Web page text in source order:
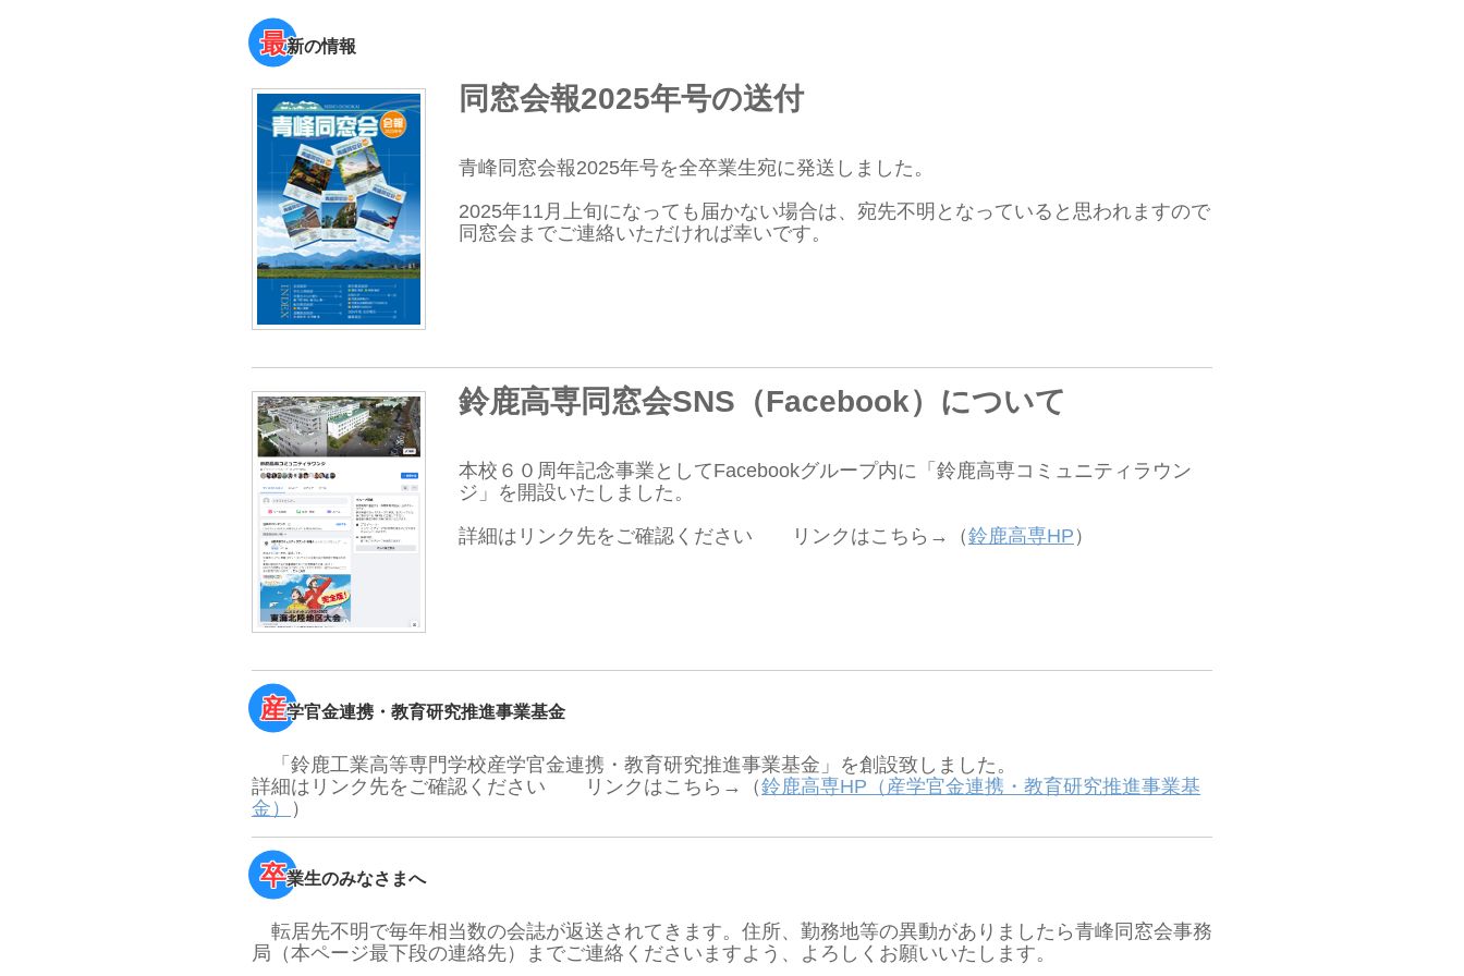
最新の情報
同窓会報2025年号の送付
青峰同窓会報2025年号を全卒業生宛に発送しました。
2025年11月上旬になっても届かない場合は、宛先不明となっていると思われますので
同窓会までご連絡いただければ幸いです。
鈴鹿高専同窓会SNS（Facebook）について
本校６０周年記念事業としてFacebookグループ内に「鈴鹿高専コミュニティラウン
ジ」を開設いたしました。
詳細はリンク先をご確認ください リンクはこちら→（鈴鹿高専HP ）
産学官金連携・教育研究推進事業基金
「鈴鹿工業高等専門学校産学官金連携・教育研究推進事業基金」を創設致しました。
詳細はリンク先をご確認ください リンクはこちら→（鈴鹿高専HP（産学官金連携・教育研究推進事業基
金）
）
卒業生のみなさまへ
転居先不明で毎年相当数の会誌が返送されてきます。住所、勤務地等の異動がありましたら青峰同窓会事務
局（本ページ最下段の連絡先）までご連絡くださいますよう、よろしくお願いいたします。